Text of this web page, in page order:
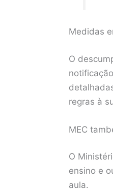
Medidas
O
regras à
MEC
O
ensino e
aula.